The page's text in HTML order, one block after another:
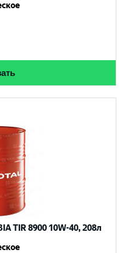
TIR 8900 10W-40, 208л